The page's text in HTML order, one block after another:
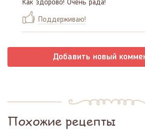
Как здорово! Очень рада!
Поддерживаю!
Добавить новый
Похожие рецепты